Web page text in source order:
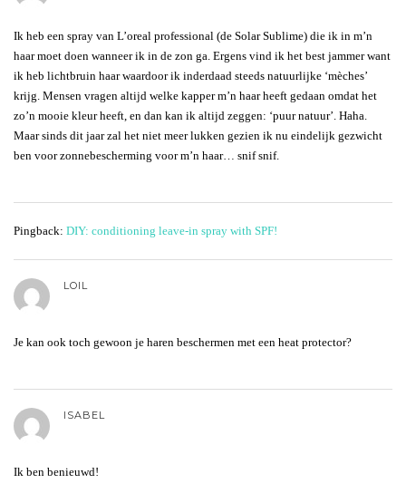
Ik heb een spray van L’oreal professional (de Solar Sublime) die ik in m’n
haar moet doen wanneer ik in de zon ga. Ergens vind ik het best jammer want
ik heb lichtbruin haar waardoor ik inderdaad steeds natuurlijke ‘mèches’
krijg. Mensen vragen altijd welke kapper m’n haar heeft gedaan omdat het
zo’n mooie kleur heeft, en dan kan ik altijd zeggen: ‘puur natuur’. Haha.
Maar sinds dit jaar zal het niet meer lukken gezien ik nu eindelijk gezwicht
ben voor zonnebescherming voor m’n haar… snif snif.
Pingback: DIY: conditioning leave-in spray with SPF!
LOIL
Je kan ook toch gewoon je haren beschermen met een heat protector?
ISABEL
Ik ben benieuwd!